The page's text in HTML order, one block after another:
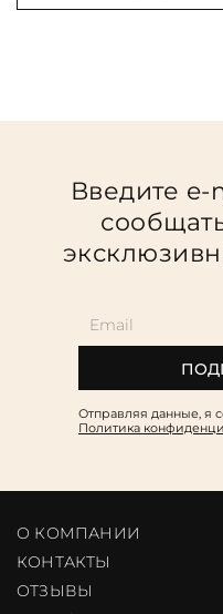
Введите
Отправляя данные, я
Политика
О КОМПАНИИ
КОНТАКТЫ
ОТЗЫВЫ